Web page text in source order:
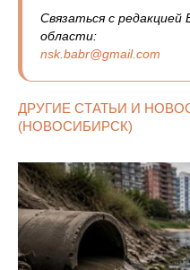
Связаться с редакцией
области:
nsk.babr@gmail.com
ДРУГИЕ СТАТЬИ И
(НОВОСИБИРСК)